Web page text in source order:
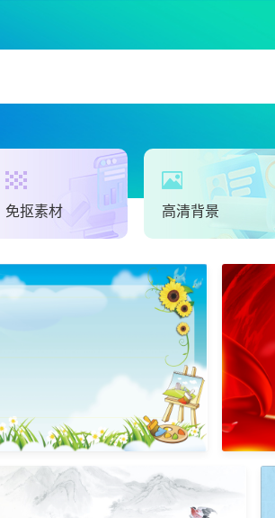
免抠素材 高清背景